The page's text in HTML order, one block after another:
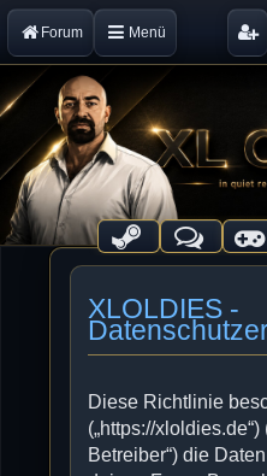
Forum Menü
XLOLDIES -
Diese Richtlinie
(„https://
Betreiber“) die